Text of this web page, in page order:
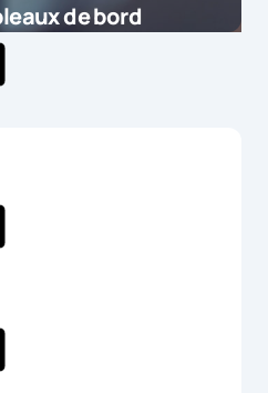
de bord